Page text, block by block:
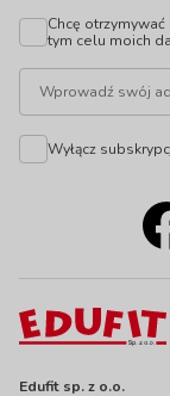
Edufit sp. z o.o.
Chcę
tym celu moich
Wyłącz